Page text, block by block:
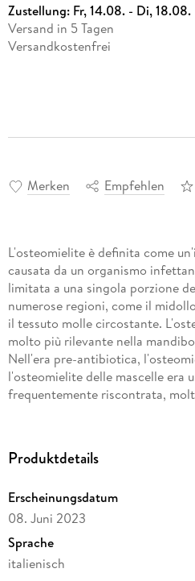
Zustellung: Fr, 14.08. - Di, 18.08.
Versand in 5 Tagen
Versandkostenfrei
Merken Empfehlen
L'osteomielite è definita come
causata da un organismo
limitata a una singola porzione
numerose regioni, come il
il tessuto molle circostante.
molto più rilevante nella
Nell'era pre-antibiotica,
l'osteomielite delle mascelle era
frequentemente riscontrata,
flusso sanguigno collaterale nella
porosa dell'osso mascellare
malessere, febbre,
peso e spasmo muscolare. La
dipende dalle caratteristiche
(trasparenza ossea mista a
neoformazione ossea periostale
Produktdetails
Erscheinungsdatum
08. Juni 2023
Sprache
italienisch